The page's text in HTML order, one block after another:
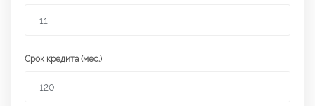
Срок кредита (мес.)